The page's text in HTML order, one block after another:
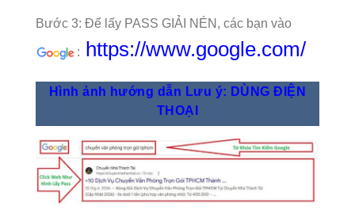
Bước 3: Để lấy PASS GIẢI NÉN, các bạn vào
: https://www.google.com/
Hình ảnh hướng dẫn Lưu ý: DÙNG ĐIỆN
THOẠI